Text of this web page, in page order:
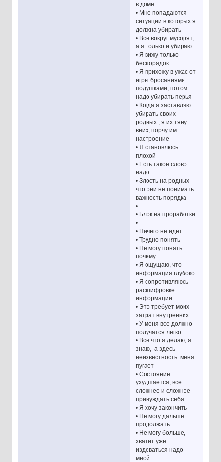
в доме
• Мне попадаются
ситуации в которых я
должна убирать
• Все вокруг мусорят,
а я только и убираю
• Я вижу только
беспорядок
• Я прихожу в ужас от
игры бросаниями
подушками, потом
надо убирать перья
• Когда я заставляю
убирать своих
родных , я их тяну
вниз, порчу им
настроение
• Я становлюсь
плохой
• Есть такое слово
надо
• Злость на родных
что они не понимать
важность порядка
•
• Блок на проработки
•
• Ничего не идет
• Трудно понять
• Не могу понять
почему
• Я ощущаю, что
информация глубоко
• Я сопротивляюсь
расшифровке
информации
• Это требует моих
затрат внутренних
• У меня все должно
получатся легко
• Все что я делаю, я
знаю, а здесь
неизвестность меня
пугает
• Состояние
ухудшается, все
сложнее и сложнее
принуждать себя
• Я хочу закончить
• Не могу дальше
продолжать
• Не могу больше,
хватит уже
издеваться надо
мной